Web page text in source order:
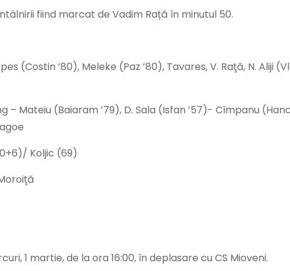
fiind marcat de Vadim Rață în minutul 50.
(Costin ’80), Meleke (Paz ’80), Tavares, V. Raţă, N. Aliji
– Mateiu (Baiaram ’79), D. Sala (Isfan ’57)- Cîmpanu
Koljic (69)
1 martie, de la ora 16:00, în deplasare cu CS Mioveni.